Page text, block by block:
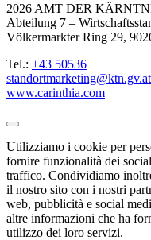
2026 AMT DER
Abteilung 7 –
Völkermarkter Ring 29,
Tel.: +43 50536
standortmarketing@ktn.gv.at
www.carinthia.com
Utilizziamo i cookie per
fornire funzionalità dei
traffico. Condividiamo
il nostro sito con i nostri
web, pubblicità e social
altre informazioni che ha
utilizzo dei loro servizi.